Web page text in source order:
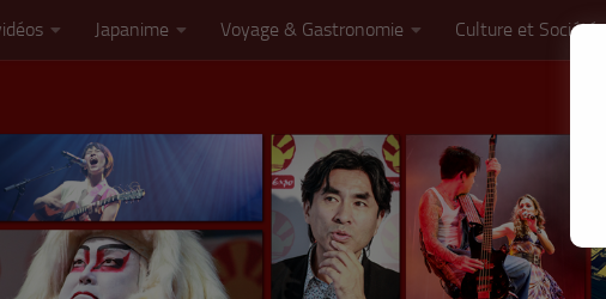
Japanime Voyage & Gastronomie Culture et Société